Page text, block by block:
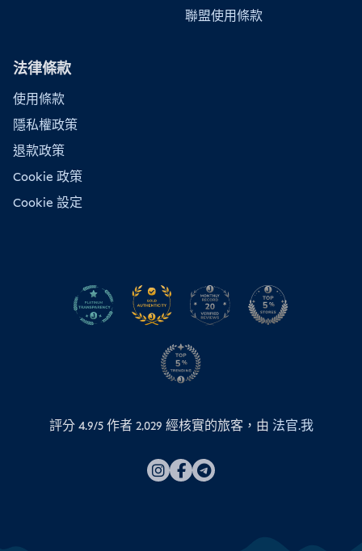
聯盟使用條款
法律條款
使用條款
隱私權政策
退款政策
Cookie 政策
Cookie 設定
評分 4.9/5 作者2,029 經核實的旅客，由 法官.我